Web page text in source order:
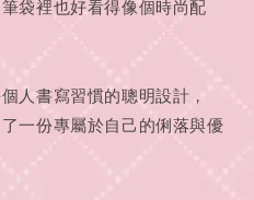
袋裡也好看得像個時尚配
人書寫習慣的聰明設計，
一份專屬於自己的俐落與優